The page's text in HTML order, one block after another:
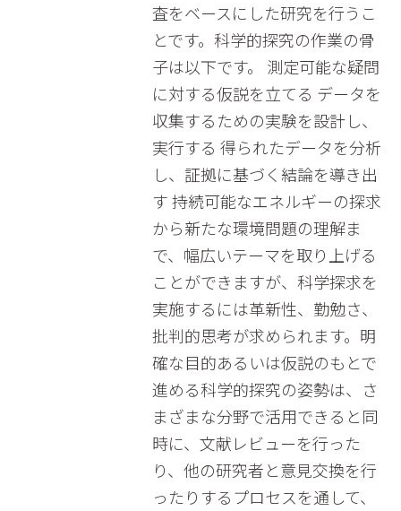
査をベースにした研究を行うこ
とです。科学的探究の作業の骨
子は以下です。 測定可能な疑問
に対する仮説を立てる データを
収集するための実験を設計し、
実行する 得られたデータを分析
し、証拠に基づく結論を導き出
す 持続可能なエネルギーの探求
から新たな環境問題の理解ま
で、幅広いテーマを取り上げる
ことができますが、科学探求を
実施するには革新性、勤勉さ、
批判的思考が求められます。明
確な目的あるいは仮説のもとで
進める科学的探究の姿勢は、さ
まざまな分野で活用できると同
時に、文献レビューを行った
り、他の研究者と意見交換を行
ったりするプロセスを通して、